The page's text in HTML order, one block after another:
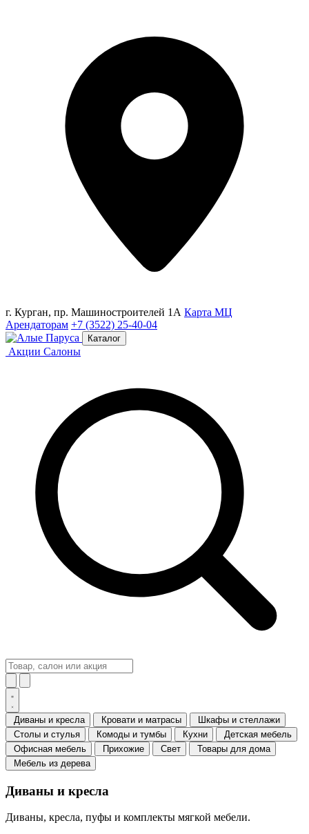
г. Курган, пр. Машиностроителей 1А Карта МЦ
Арендаторам +7 (3522) 25-40-04
Каталог
Акции Салоны
Диваны и кресла Кровати и матрасы
Шкафы и стеллажи
Столы и стулья
Комоды и тумбы Кухни
Детская мебель
Офисная мебель
Прихожие Свет
Товары для дома
Мебель из дерева
Диваны и кресла
Диваны, кресла, пуфы и комплекты мягкой мебели.